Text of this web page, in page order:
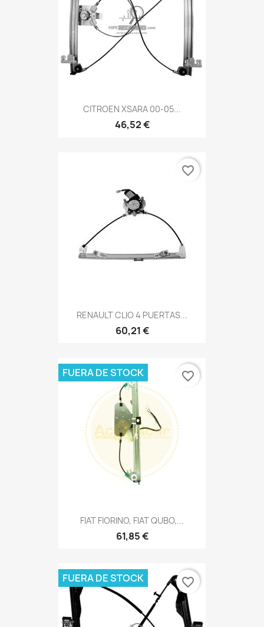
CITROEN XSARA 00-05...
46,52 €
RENAULT CLIO 4 PUERTAS...
60,21 €
favorite_border
FIAT FIORINO, FIAT QUBO,...
61,85 €
FUERA DE STOCK favorite_border
FUERA DE STOCK favorite_border